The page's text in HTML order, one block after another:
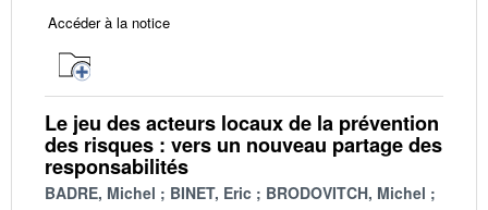
Accéder à la notice
Le jeu des acteurs locaux de la prévention
des risques : vers un nouveau partage des
responsabilités
BADRE, Michel BINET, Eric
BRODOVITCH, Michel